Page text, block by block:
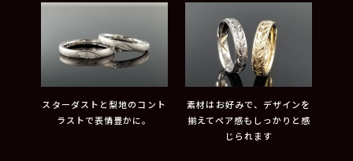
スターダストと梨地のコント
ラストで表情豊かに。
素材はお好みで、デザインを
揃えてペア感もしっかりと感
じられます